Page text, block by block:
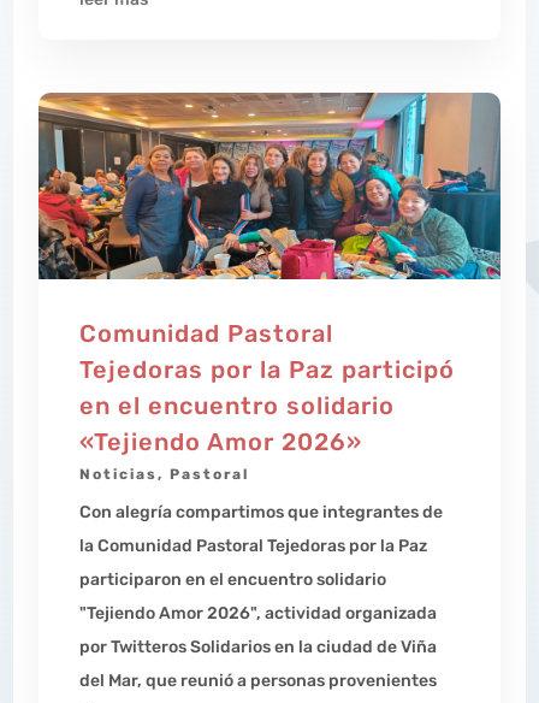
Comunidad Pastoral
Tejedoras por la Paz participó
en el encuentro solidario
«Tejiendo Amor 2026»
Noticias, Pastoral
Con alegría compartimos que integrantes de
la Comunidad Pastoral Tejedoras por la Paz
participaron en el encuentro solidario
"Tejiendo Amor 2026", actividad organizada
por Twitteros Solidarios en la ciudad de Viña
del Mar, que reunió a personas provenientes